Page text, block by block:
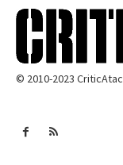
© 2010-2023 CriticAtac